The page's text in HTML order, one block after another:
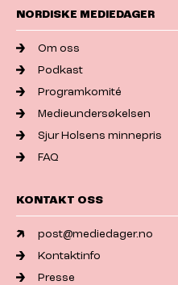
NORDISKE MEDIEDAGER
Om oss
Podkast
Programkomité
Medieundersøkelsen
Sjur Holsens minnepris
FAQ
KONTAKT OSS
post@mediedager.no
Kontaktinfo
Presse